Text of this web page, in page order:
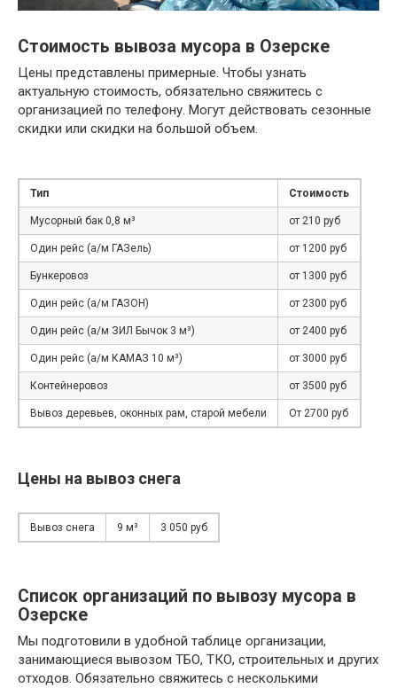
Стоимость вывоза мусора в Озерске
Цены представлены примерные. Чтобы узнать
актуальную стоимость, обязательно свяжитесь с
организацией по телефону. Могут действовать сезонные
скидки или скидки на большой объем.
Тип Стоимость
Мусорный бак 0,8 м³ от 210 руб
Один рейс (а/м ГАЗель) от 1200 руб
Бункеровоз от 1300 руб
Один рейс (а/м ГАЗОН) от 2300 руб
Один рейс (а/м ЗИЛ Бычок 3 м³) от 2400 руб
Один рейс (а/м КАМАЗ 10 м³) от 3000 руб
Контейнеровоз от 3500 руб
Вывоз деревьев, оконных рам, старой мебели От 2700 руб
Цены на вывоз снега
Вывоз снега 9 м³ 3 050 руб
Список организаций по вывозу мусора в
Озерске
Мы подготовили в удобной таблице организации,
занимающиеся вывозом ТБО, ТКО, строительных и других
отходов. Обязательно свяжитесь с несколькими